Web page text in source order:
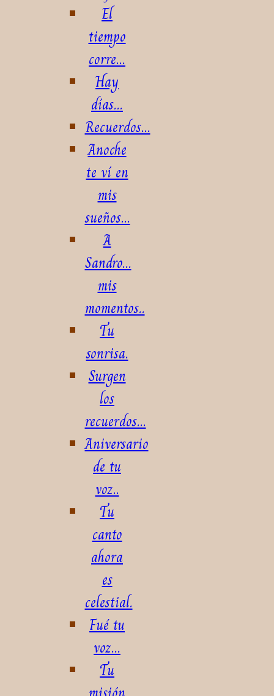
El
tiempo
corre...
Hay
días...
Recuerdos...
Anoche
te ví en
mis
sueños...
A
Sandro...
mis
momentos..
Tu
sonrisa.
Surgen
los
recuerdos...
Aniversario
de tu
voz..
Tu
canto
ahora
es
celestial.
Fué tu
voz...
Tu